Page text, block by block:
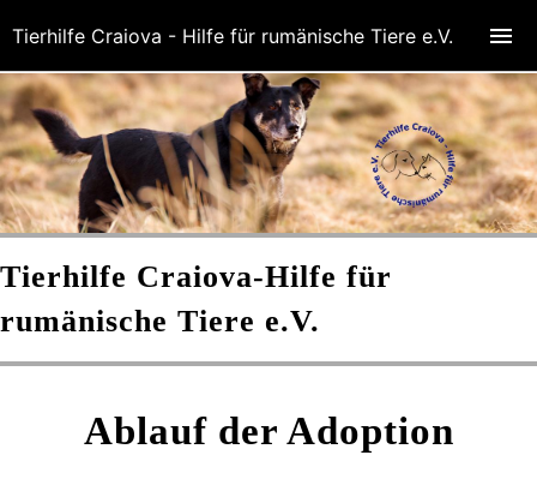
Tierhilfe Craiova-Hilfe für
rumänische Tiere e.V.
Ablauf der Adoption
Tierhilfe Craiova - Hilfe für rumänische Tiere e.V.